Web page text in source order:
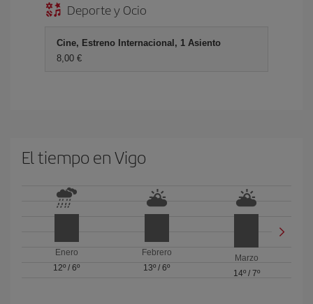
Deporte y Ocio
Cine, Estreno Internacional, 1 Asiento
8,00 €
El tiempo en Vigo
Enero
12º /6º
Febrero
13º / 6º
Marzo
14º/ 7º